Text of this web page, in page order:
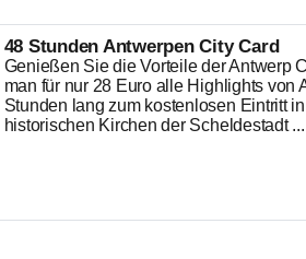
48 Stunden Antwerpen City Card
Genießen Sie die Vorteile der Antwerp
man für nur 28 Euro alle Highlights von
Stunden lang zum kostenlosen Eintritt
historischen Kirchen der Scheldestadt ...